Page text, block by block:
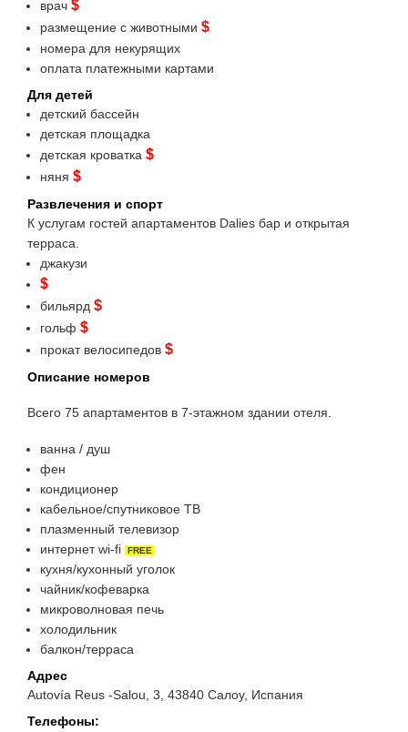
врач $
размещение с животными $
номера для некурящих
оплата платежными картами
Для детей
детский бассейн
детская площадка
детская кроватка $
няня $
Развлечения и спорт
К услугам гостей апартаментов Dalies бар и открытая
терраса.
джакузи
$
бильярд $
гольф $
прокат велосипедов $
Описание номеров
Всего 75 апартаментов в 7-этажном здании отеля.
ванна / душ
фен
кондиционер
кабельное/спутниковое ТВ
плазменный телевизор
интернет wi-fi
FREE
кухня/кухонный уголок
чайник/кофеварка
микроволновая печь
холодильник
балкон/терраса
Адрес
Autovía Reus -Salou, 3, 43840 Салоу, Испания
Телефоны: